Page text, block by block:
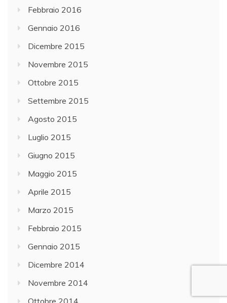
Febbraio 2016
Gennaio 2016
Dicembre 2015
Novembre 2015
Ottobre 2015
Settembre 2015
Agosto 2015
Luglio 2015
Giugno 2015
Maggio 2015
Aprile 2015
Marzo 2015
Febbraio 2015
Gennaio 2015
Dicembre 2014
Novembre 2014